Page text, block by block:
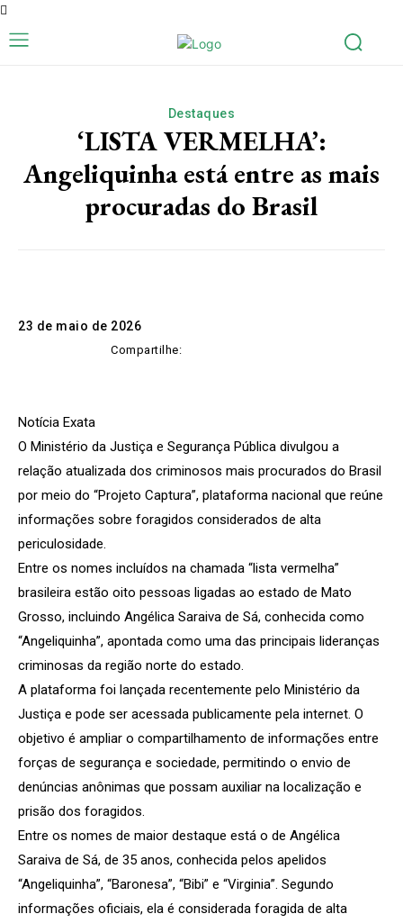
Destaques
‘LISTA VERMELHA’:
Angeliquinha está entre as mais
procuradas do Brasil
23 de maio de 2026
Compartilhe:
Notícia Exata
O Ministério da Justiça e Segurança Pública divulgou a
relação atualizada dos criminosos mais procurados do Brasil
por meio do “Projeto Captura”, plataforma nacional que reúne
informações sobre foragidos considerados de alta
periculosidade.
Entre os nomes incluídos na chamada “lista vermelha”
brasileira estão oito pessoas ligadas ao estado de Mato
Grosso, incluindo Angélica Saraiva de Sá, conhecida como
“Angeliquinha”, apontada como uma das principais lideranças
criminosas da região norte do estado.
A plataforma foi lançada recentemente pelo Ministério da
Justiça e pode ser acessada publicamente pela internet. O
objetivo é ampliar o compartilhamento de informações entre
forças de segurança e sociedade, permitindo o envio de
denúncias anônimas que possam auxiliar na localização e
prisão dos foragidos.
Entre os nomes de maior destaque está o de Angélica
Saraiva de Sá, de 35 anos, conhecida pelos apelidos
“Angeliquinha”, “Baronesa”, “Bibi” e “Virginia”. Segundo
informações oficiais, ela é considerada foragida de alta